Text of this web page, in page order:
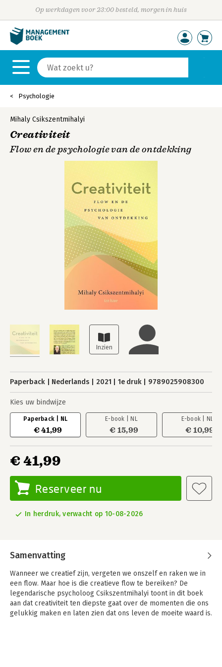
Op werkdagen voor 23:00 besteld, morgen in huis
Psychologie
Mihaly Csikszentmihalyi
Creativiteit
Flow en de psychologie van de ontdekking
Paperback Nederlands 2021 1e druk 9789025908300
Kies uw bindwijze
Paperback | NL
€ 41,99
E-book | NL
€ 15,99
E-book | NL
€ 10,99
€ 41,99
Reserveer nu
In herdruk, verwacht op 10-08-2026
Samenvatting
Wanneer we creatief zijn, vergeten we onszelf en raken we in
een flow. Maar hoe is die creatieve flow te bereiken? De
legendarische psycholoog Csikszentmihalyi toont in dit boek
aan dat creativiteit ten diepste gaat over de momenten die ons
gelukkig maken en laten zien dat ons leven de moeite waard is.